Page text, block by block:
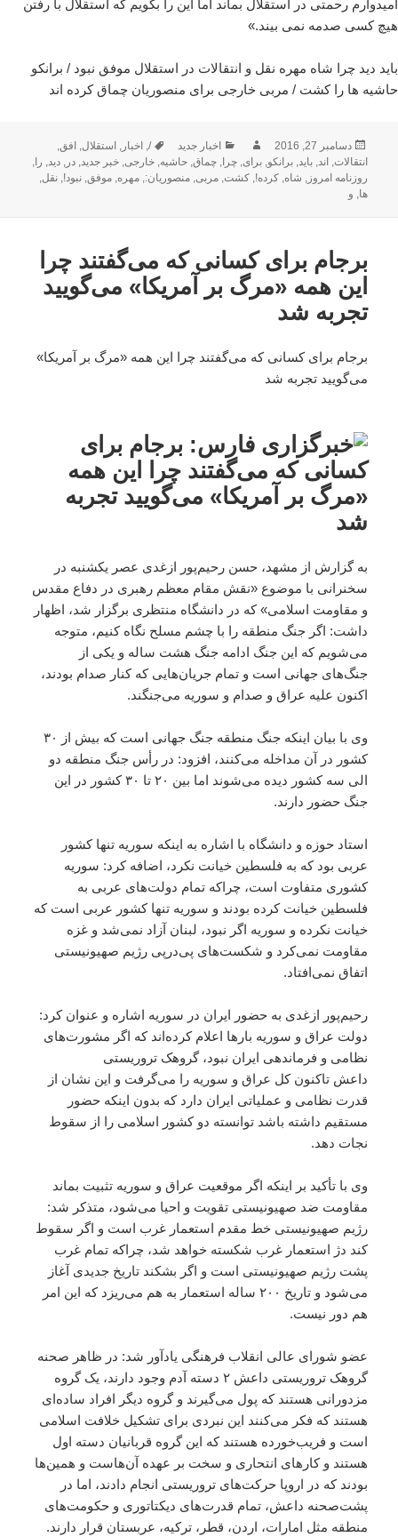
امیدوارم رحمتی در استقلال بماند اما این را بگویم که استقلال با رفتن
هیچ کسی صدمه نمی بیند.»
باید دید چرا شاه مهره نقل و انتقالات در استقلال موفق نبود / برانکو
حاشیه ها را کشت / مربی خارجی برای منصوریان چماق کرده اند
ارسال
شده
در
دسامبر 27, 2016 نویسندهدسته‌ها
اخبار جدید برچسب‌ها
/
,اخبار ,استقلال ,افق
انتقالات ,اند ,باید ,برانکو ,برای ,چرا ,چماق ,حاشیه ,خارجی ,خبر جدید ,در ,دید را
روزنامه امروز
شاه ,کرده! ,کشت ,مربی ,منصوریان: ,مهره ,موفق ,نبود! ,نقل
ها و
برجام برای کسانی که می‌گفتند چرا
این‌ همه «مرگ بر آمریکا» می‌گویید
تجربه شد
برجام برای کسانی که می‌گفتند چرا این‌ همه «مرگ بر آمریکا»
می‌گویید تجربه شد
به گزارش از مشهد، حسن رحیم‌پور ازغدی عصر یکشنبه در
سخنرانی با موضوع «نقش مقام معظم رهبری در دفاع مقدس
و مقاومت اسلامی» که در دانشگاه منتظری برگزار شد، اظهار
داشت: اگر جنگ منطقه را با چشم مسلح نگاه کنیم، متوجه
می‌شویم که این جنگ ادامه جنگ هشت‌ ساله و یکی از
جنگ‌های جهانی است و تمام جریان‌هایی که کنار صدام بودند،
اکنون علیه عراق و صدام و سوریه می‌جنگند.
وی با بیان اینکه جنگ منطقه جنگ جهانی است که بیش از ۳۰
کشور در آن مداخله می‌کنند، افزود: در رأس جنگ منطقه دو
الی سه کشور دیده می‌شوند اما بین ۲۰ تا ۳۰ کشور در این
جنگ حضور دارند.
استاد حوزه و دانشگاه با اشاره به اینکه سوریه تنها کشور
عربی بود که به فلسطین خیانت نکرد، اضافه کرد: سوریه
کشوری متفاوت است، چراکه تمام دولت‌های عربی به
فلسطین خیانت کرده بودند و سوریه تنها کشور عربی است که
خیانت نکرده و سوریه اگر نبود، لبنان آزاد نمی‌شد و غزه
مقاومت نمی‌کرد و شکست‌های پی‌درپی رژیم صهیونیستی
اتفاق نمی‌افتاد.
رحیم‌پور ازغدی به حضور ایران در سوریه اشاره و عنوان کرد:
دولت عراق و سوریه بارها اعلام کرده‌اند که اگر مشورت‌های
نظامی و فرماندهی ایران نبود، گروهک تروریستی
داعش تاکنون کل عراق و سوریه را می‌گرفت و این نشان از
قدرت نظامی و عملیاتی ایران دارد که بدون اینکه حضور
مستقیم داشته باشد توانسته دو کشور اسلامی را از سقوط
نجات دهد‌.
وی با تأکید بر اینکه اگر موقعیت عراق و سوریه تثبیت بماند
مقاومت ضد صهیونیستی تقویت و احیا می‌شود، متذکر شد:
رژیم صهیونیستی خط مقدم استعمار غرب است و اگر سقوط
کند دژ استعمار غرب شکسته خواهد شد، چراکه تمام غرب
پشت رژیم صهیونیستی است و اگر بشکند تاریخ جدیدی آغاز
می‌شود و تاریخ ۲۰۰ ساله استعمار به هم می‌ریزد که این امر
هم دور نیست.
عضو شورای عالی انقلاب فرهنگی یادآور شد: در ظاهر صحنه
گروهک تروریستی داعش ۲ دسته آدم وجود دارند، یک گروه
مزدورانی هستند که پول می‌گیرند و گروه دیگر افراد ساده‌ای
هستند که فکر می‌کنند این نبردی برای تشکیل خلافت اسلامی
است و فریب‌خورده هستند که این گروه قربانیان دسته اول
هستند و کارهای انتحاری و سخت بر عهده آن‌هاست و همین‌ها
بودند که در اروپا حرکت‌های تروریستی انجام دادند، اما در
پشت‌صحنه داعش، تمام قدرت‌های دیکتاتوری و حکومت‌های
منطقه مثل امارات، اردن، قطر، ترکیه، عربستان قرار دارند.